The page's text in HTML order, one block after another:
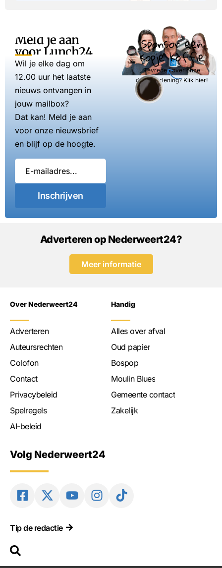
Meld je aan
voor Lunch24
Wil je elke dag om
12.00 uur het laatste
nieuws ontvangen in
jouw mailbox?
Dat kan! Meld je aan
voor onze nieuwsbrief
en blijf op de hoogte.
Inschrijven
Sponsor een
kopje koffie
Tevreden over onze
dienstverlening? Klik hier!
Adverteren op Nederweert24?
Meer informatie
Over Nederweert24
Adverteren
Auteursrechten
Colofon
Contact
Privacybeleid
Spelregels
AI-beleid
Handig
Alles over afval
Oud papier
Bospop
Moulin Blues
Gemeente contact
Zakelijk
Volg Nederweert24
Tip de redactie